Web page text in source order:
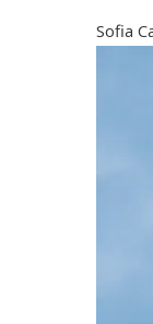
Sofia